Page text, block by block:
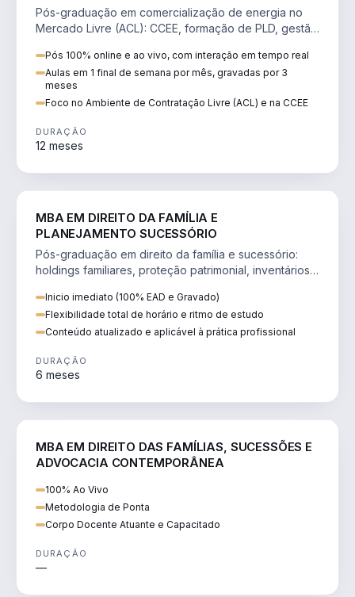
Pós-graduação em comercialização de energia no
Mercado Livre (ACL): CCEE, formação de PLD, gestão
Pós 100% online e ao vivo, com interação em tempo real
Aulas em 1 final de semana por mês, gravadas por 3
meses
Foco no Ambiente de Contratação Livre (ACL) e na CCEE
DURAÇÃO
12 meses
MBA EM DIREITO DA FAMÍLIA E
PLANEJAMENTO SUCESSÓRIO
Pós-graduação em direito da família e sucessório:
holdings familiares, proteção patrimonial, inventários
Inicio imediato (100% EAD e Gravado)
Flexibilidade total de horário e ritmo de estudo
Conteúdo atualizado e aplicável à prática profissional
DURAÇÃO
6 meses
MBA EM DIREITO DAS FAMÍLIAS, SUCESSÕES E
ADVOCACIA CONTEMPORÂNEA
100% Ao Vivo
Metodologia de Ponta
Corpo Docente Atuante e Capacitado
DURAÇÃO
—